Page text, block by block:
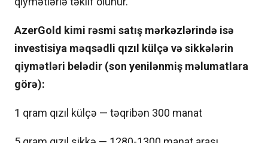
AzerGold kimi rəsmi satış mərkəzlərində isə
investisiya məqsədli qızıl külçə və sikkələrin
qiymətləri belədir (son yenilənmiş məlumatlara
görə):
1 qram qızıl külçə — təqribən 300 manat